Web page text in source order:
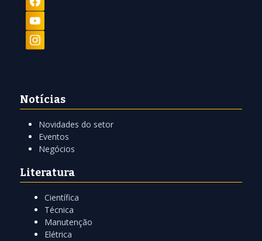
Notícias
Novidades do setor
Eventos
Negócios
Literatura
Científica
Técnica
Manutenção
Elétrica